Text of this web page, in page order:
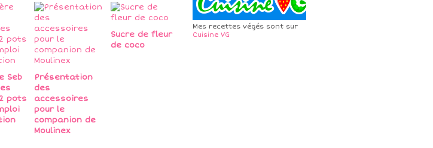
Mes recettes végés sont sur
Cuisine VG
Seb
pots
Présentation
des
accessoires
pour le
companion de
Moulinex
Sucre de fleur
de coco